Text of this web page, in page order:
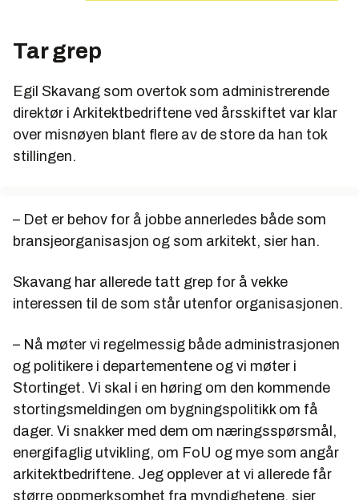
Tar grep
Egil Skavang som overtok som administrerende
direktør i Arkitektbedriftene ved årsskiftet var klar
over misnøyen blant flere av de store da han tok
stillingen.
– Det er behov for å jobbe annerledes både som
bransjeorganisasjon og som arkitekt, sier han.
Skavang har allerede tatt grep for å vekke
interessen til de som står utenfor organisasjonen.
– Nå møter vi regelmessig både administrasjonen
og politikere i departementene og vi møter i
Stortinget. Vi skal i en høring om den kommende
stortingsmeldingen om bygningspolitikk om få
dager. Vi snakker med dem om næringsspørsmål,
energifaglig utvikling, om FoU og mye som angår
arkitektbedriftene. Jeg opplever at vi allerede får
større oppmerksomhet fra myndighetene, sier